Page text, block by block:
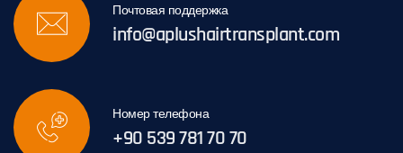
Почтовая поддержка
info@aplushairtransplant.com
Номер телефона
+90 539 781 70 70